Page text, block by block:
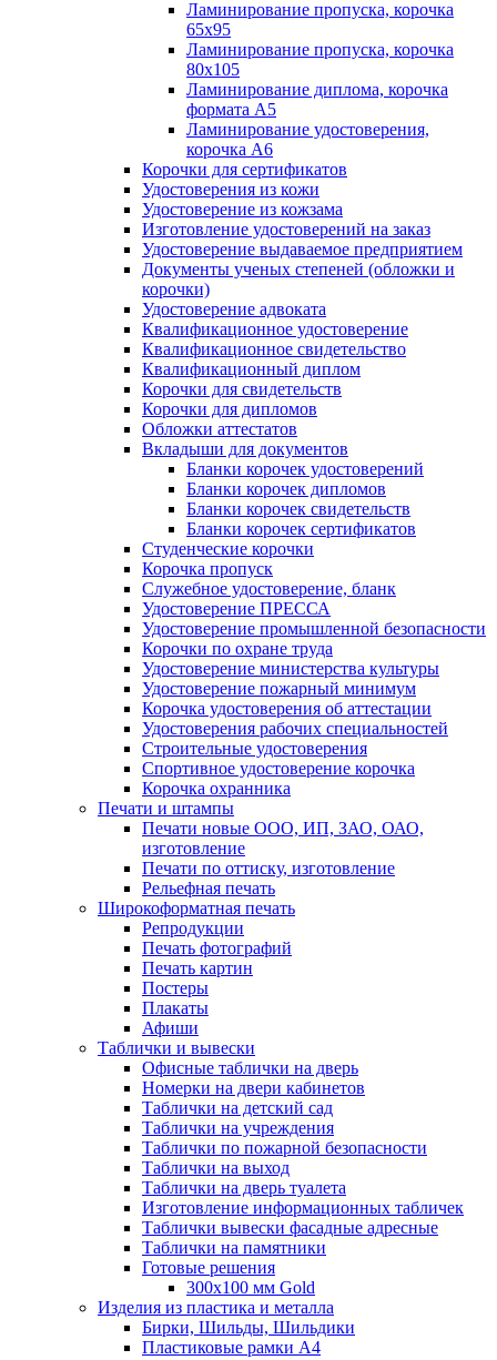
Ламинирование пропуска, корочка
65х95
Ламинирование пропуска, корочка
80х105
Ламинирование диплома, корочка
формата А5
Ламинирование удостоверения,
корочка А6
Корочки для сертификатов
Удостоверения из кожи
Удостоверение из кожзама
Изготовление удостоверений на заказ
Удостоверение выдаваемое предприятием
Документы ученых степеней (обложки и
корочки)
Удостоверение адвоката
Квалификационное удостоверение
Квалификационное свидетельство
Квалификационный диплом
Корочки для свидетельств
Корочки для дипломов
Обложки аттестатов
Вкладыши для документов
Бланки корочек удостоверений
Бланки корочек дипломов
Бланки корочек свидетельств
Бланки корочек сертификатов
Студенческие корочки
Корочка пропуск
Служебное удостоверение, бланк
Удостоверение ПРЕССА
Удостоверение промышленной безопасности
Корочки по охране труда
Удостоверение министерства культуры
Удостоверение пожарный минимум
Корочка удостоверения об аттестации
Удостоверения рабочих специальностей
Строительные удостоверения
Спортивное удостоверение корочка
Корочка охранника
Печати и штампы
Печати новые ООО, ИП, ЗАО, ОАО,
изготовление
Печати по оттиску, изготовление
Рельефная печать
Широкоформатная печать
Репродукции
Печать фотографий
Печать картин
Постеры
Плакаты
Афиши
Таблички и вывески
Офисные таблички на дверь
Номерки на двери кабинетов
Таблички на детский сад
Таблички на учреждения
Таблички по пожарной безопасности
Таблички на выход
Таблички на дверь туалета
Изготовление информационных табличек
Таблички вывески фасадные адресные
Таблички на памятники
Готовые решения
300x100 мм Gold
Изделия из пластика и металла
Бирки, Шильды, Шильдики
Пластиковые рамки А4